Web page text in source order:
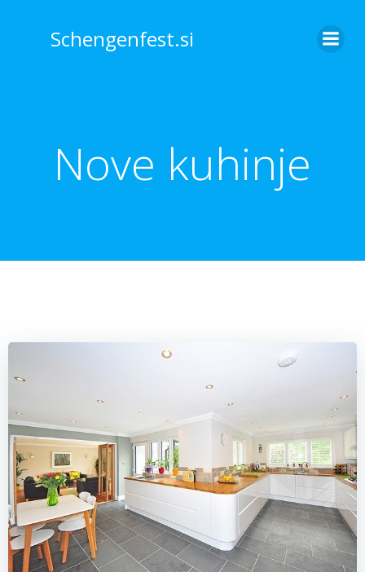
to
content
Schengenfest.si
Nove kuhinje